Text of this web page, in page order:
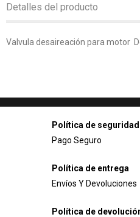
Detalles del producto
Valvula desaireación para motor
Política de seguridad
Pago Seguro
Política de entrega
Envíos Y Devoluciones
Política de